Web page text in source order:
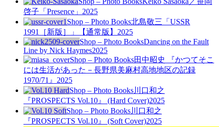
啓子「Presence」 2025
Shop – Photo Books北島敬三「USSR
1991［新版］」【通常版】 2025
Shop – Photo BooksDancing on the Fault
Line by Nick Haymes2025
Shop – Photo Books田中昭史 『かつてそこ
には生活があった－長野県美麻村高地地区の記録
1970/71』 2025
Shop – Photo Books川口和之
『PROSPECTS Vol.10』 (Hard Cover)2025
Shop – Photo Books川口和之
『PROSPECTS Vol.10』 (Soft Cover)2025